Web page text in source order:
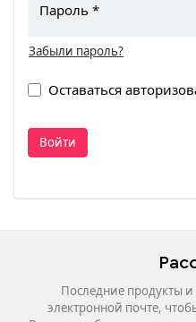
Пароль
Забыли пароль?
Оставаться
Войти
Последние продукты
электронной почте,